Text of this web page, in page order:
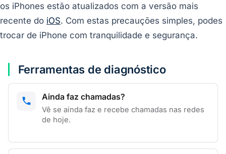
os iPhones estão atualizados com a versão mais
recente do iOS. Com estas precauções simples, podes
trocar de iPhone com tranquilidade e segurança.
Ferramentas de diagnóstico
Ainda faz chamadas?
Vê se ainda faz e recebe chamadas nas redes
de hoje.